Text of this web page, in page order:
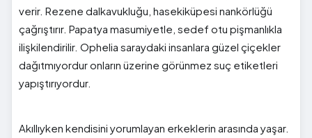
verir. Rezene dalkavukluğu, hasekiküpesi nankörlüğü
çağrıştırır. Papatya masumiyetle, sedef otu pişmanlıkla
ilişkilendirilir. Ophelia saraydaki insanlara güzel çiçekler
dağıtmıyordur onların üzerine görünmez suç etiketleri
yapıştırıyordur.
Akıllıyken kendisini yorumlayan erkeklerin arasında yaşar.